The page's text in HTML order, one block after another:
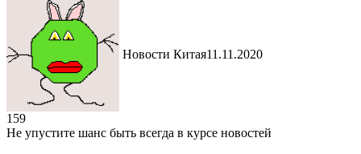
Новости Китая11.11.2020
159
Не упустите шанс быть всегда в курсе новостей